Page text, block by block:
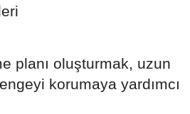
planı oluşturmak, uzun
korumaya yardımcı